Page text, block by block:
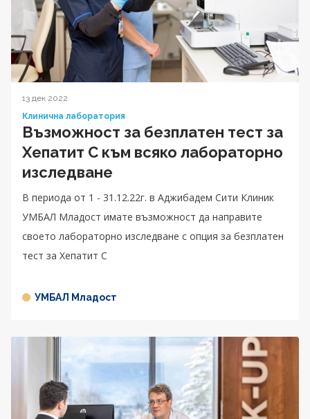
13 дек 2022
Клинична лаборатория
Възможност за безплатен тест за
Хепатит C към всяко лабораторно
изследване
В периода от 1 - 31.12.22г. в Аджибадем Сити Клиник
УМБАЛ Младост имате възможност да направите
своето лабораторно изследване с опция за безплатен
тест за Хепатит C
УМБАЛ Младост